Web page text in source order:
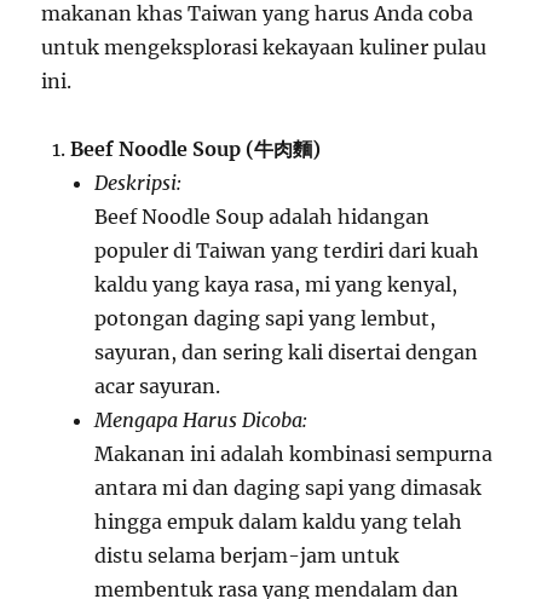
makanan khas Taiwan yang harus Anda coba
untuk mengeksplorasi kekayaan kuliner pulau
ini.
Beef Noodle Soup (牛肉麵)
Deskripsi:
Beef Noodle Soup adalah hidangan
populer di Taiwan yang terdiri dari kuah
kaldu yang kaya rasa, mi yang kenyal,
potongan daging sapi yang lembut,
sayuran, dan sering kali disertai dengan
acar sayuran.
Mengapa Harus Dicoba:
Makanan ini adalah kombinasi sempurna
antara mi dan daging sapi yang dimasak
hingga empuk dalam kaldu yang telah
distu selama berjam-jam untuk
membentuk rasa yang mendalam dan